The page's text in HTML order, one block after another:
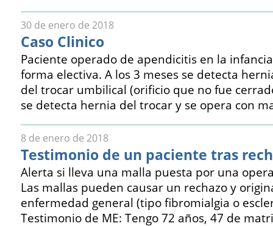
30 de enero de 2018
Caso Clinico
Paciente operado de apendicitis en la
forma electiva. A los 3 meses se detecta
del trocar umbilical (orificio que no fue
se detecta hernia del trocar y se opera con
8 de enero de 2018
Testimonio de un paciente tras
Alerta si lleva una malla puesta por una
Las mallas pueden causar un rechazo y
enfermedad general (tipo fibromialgia o
Testimonio de ME: Tengo 72 años, 47 de